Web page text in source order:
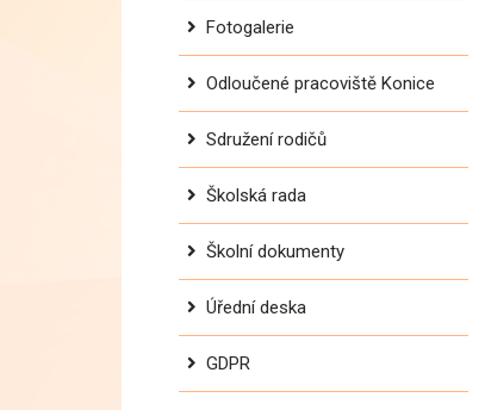
Fotogalerie
Odloučené pracoviště Konice
Sdružení rodičů
Školská rada
Školní dokumenty
Úřední deska
GDPR